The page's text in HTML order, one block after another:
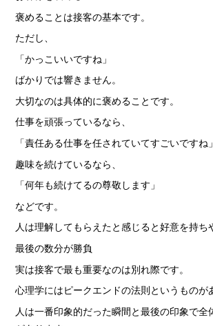
褒めることは接客の基本です。
ただし、
「かっこいいですね」
ばかりでは響きません。
大切なのは具体的に褒めることです。
仕事を頑張っているなら、
「責任ある仕事を任されていてすごいですね」
趣味を続けているなら、
「何年も続けてるの尊敬します」
などです。
人は理解してもらえたと感じると好意を持ち
最後の数分が勝負
実は接客で最も重要なのは別れ際です。
心理学にはピークエンドの法則というものが
人は一番印象的だった瞬間と最後の印象で全